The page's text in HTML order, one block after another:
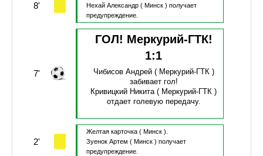
8'
Нехай Александр( Минск ) получает
предупреждение.
7'
ГОЛ! Меркурий-ГТК!
1:1
Чибисов Андрей( Меркурий-ГТК )
забивает гол!
Кривицкий Никита( Меркурий-ГТК )
отдает голевую передачу.
2'
Желтая карточка ( Минск ).
Зуенок Артем ( Минск ) получает
предупреждение.